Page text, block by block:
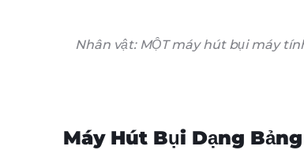
Nhân vật: MỘT máy hút bụi máy
Máy Hút Bụi Dạng